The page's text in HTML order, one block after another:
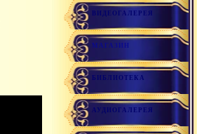
ВИДЕОГАЛЕРЕЯ
МАГАЗИН
БИБЛИОТЕКА
АУДИОГАЛЕРЕЯ